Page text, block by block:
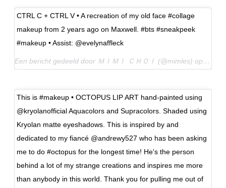
CTRL C + CTRL V • A recreation of my old face #collage
makeup from 2 years ago on Maxwell. #bts #sneakpeek
#makeup • Assist: @evelynaffleck
Een bericht gedeeld door ＭＩＭＩ ＣＨＯＩ (@mimles) op26
This is #makeup • OCTOPUS LIP ART hand-painted using
@kryolanofficial Aquacolors and Supracolors. Shaded using
Kryolan matte eyeshadows. This is inspired by and
dedicated to my fiancé @andrewy527 who has been asking
me to do #octopus for the longest time! He's the person
behind a lot of my strange creations and inspires me more
than anybody in this world. Thank you for pulling me out of